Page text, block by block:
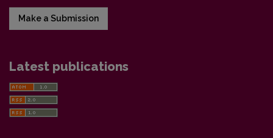
Make a Submission
Latest publications